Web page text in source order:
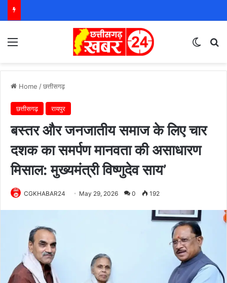
Home /छत्तीसगढ़
छत्तीसगढ़ रायपुर
बस्तर और जनजातीय समाज के लिए चार
दशक का समर्पण मानवता की असाधारण
मिसाल: मुख्यमंत्री विष्णुदेव साय’
CGKHABAR24 May 29, 2026 0 192